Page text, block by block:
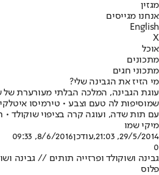
מגזין
אנחנו מגייסים
English
X
אוכל
מתכונים
מתכוני חגים
מי הזיז את הגבינה שלי?
עוגת הגבינה, המלכה הבלתי מעורערת
שמוסיפות לה טעם וצבע • טירמיסו
עם תות שדה, ועוגה קרה בציפוי שוקולד
מיקי שמו
29/5/2014, 21:03
,עודכן8/6/2016, 09:33
0
גבינה ושוקולד ופרזייה תותים // גבינה
פלוס